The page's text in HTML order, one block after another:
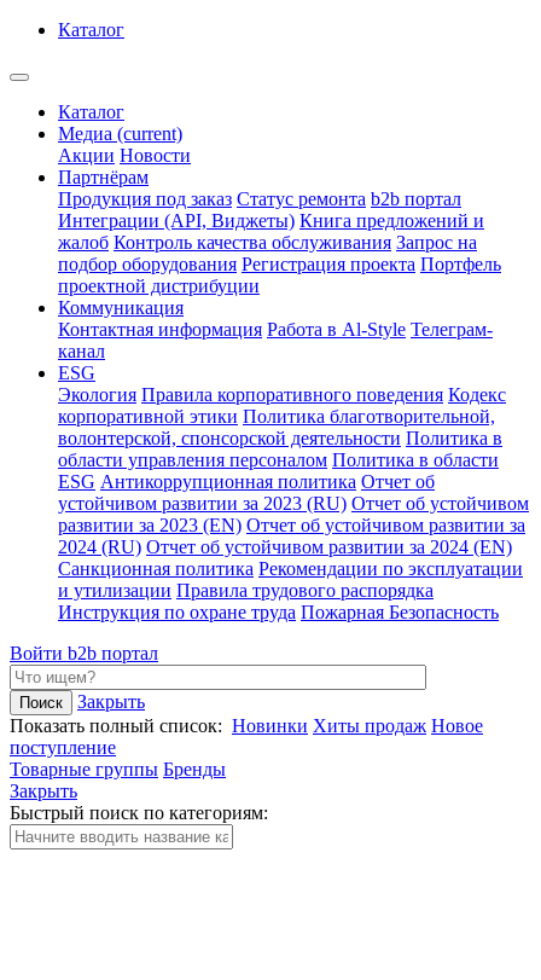
Каталог
Каталог
Медиа (current)
Акции Новости
Партнёрам
Продукция под заказ Статус ремонта b2b портал
Интеграции (API, Виджеты) Книга предложений и
жалоб Контроль качества обслуживания Запрос на
подбор оборудования Регистрация проекта Портфель
проектной дистрибуции
Коммуникация
Контактная информация Работа в Al-Style Телеграм-
канал
ESG
Экология Правила корпоративного поведения Кодекс
корпоративной этики Политика благотворительной,
волонтерской, спонсорской деятельности Политика в
области управления персоналом Политика в области
ESG Антикоррупционная политика Отчет об
устойчивом развитии за 2023 (RU) Отчет об устойчивом
развитии за 2023 (EN) Отчет об устойчивом развитии за
2024 (RU) Отчет об устойчивом развитии за 2024 (EN)
Санкционная политика Рекомендации по эксплуатации
и утилизации Правила трудового распорядка
Инструкция по охране труда Пожарная Безопасность
Войти b2b портал
Закрыть
Показать полный список: Новинки Хиты продаж Новое
поступление
Товарные группы Бренды
Закрыть
Быстрый поиск по категориям: